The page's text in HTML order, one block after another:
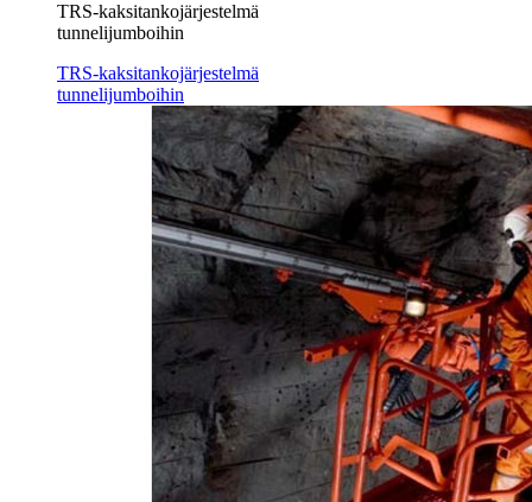
TRS-kaksitankojärjestelmä
tunnelijumboihin
TRS-kaksitankojärjestelmä
tunnelijumboihin